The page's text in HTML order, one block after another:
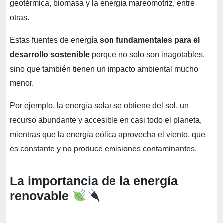
geotérmica, biomasa y la energía mareomotriz, entre
otras.
Estas fuentes de energía son fundamentales para el
desarrollo sostenible porque no solo son inagotables,
sino que también tienen un impacto ambiental mucho
menor.
Por ejemplo, la energía solar se obtiene del sol, un
recurso abundante y accesible en casi todo el planeta,
mientras que la energía eólica aprovecha el viento, que
es constante y no produce emisiones contaminantes.
La importancia de la energía
renovable